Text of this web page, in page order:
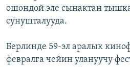
ошондой эле сынактан
сунушталууда.
Берлинде 59-эл аралык
февралга чейин улануучу